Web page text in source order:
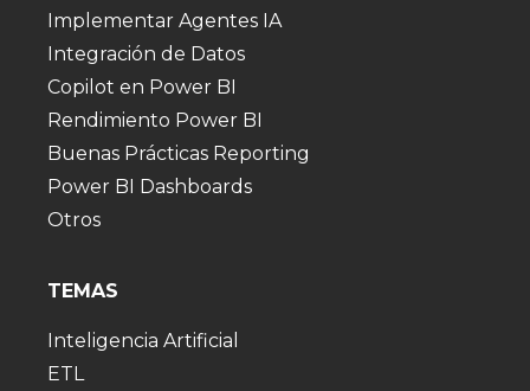
Implementar Agentes IA
Integración de Datos
Copilot en Power BI
Rendimiento Power BI
Buenas Prácticas Reporting
Power BI Dashboards
Otros
TEMAS
Inteligencia Artificial
ETL